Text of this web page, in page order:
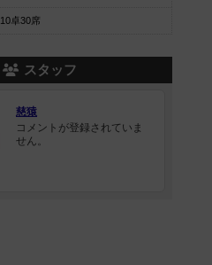
10卓30席
スタッフ
慈猿
コメントが登録されていま
せん。